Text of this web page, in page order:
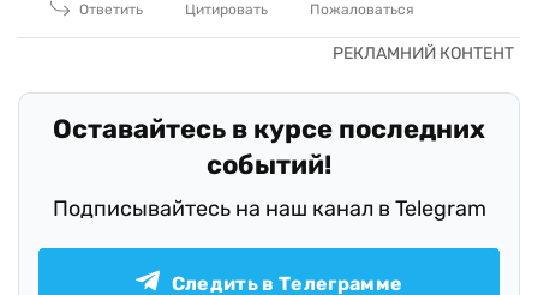
Ответить
Цитировать Пожаловаться
Оставайтесь в курсе последних
событий!
Подписывайтесь на наш канал в Telegram
Следить в Телеграмме